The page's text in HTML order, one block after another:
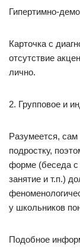
Гипертимно-
Карточка с
отсутствие
лично.
2. Групповое и
Разумеется, сам
подростку,
форме (беседа с
занятие и т.п.)
у школьников
Подобное